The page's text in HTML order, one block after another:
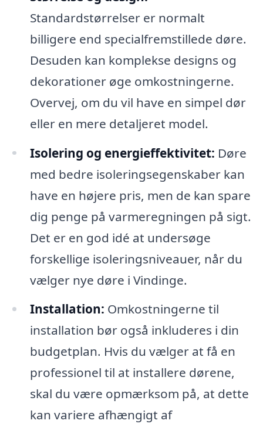
Standardstørrelser er normalt
billigere end specialfremstillede døre.
Desuden kan komplekse designs og
dekorationer øge omkostningerne.
Overvej, om du vil have en simpel dør
eller en mere detaljeret model.
Isolering og energieffektivitet: Døre
med bedre isoleringsegenskaber kan
have en højere pris, men de kan spare
dig penge på varmeregningen på sigt.
Det er en god idé at undersøge
forskellige isoleringsniveauer, når du
vælger nye døre i Vindinge.
Installation: Omkostningerne til
installation bør også inkluderes i din
budgetplan. Hvis du vælger at få en
professionel til at installere dørene,
skal du være opmærksom på, at dette
kan variere afhængigt af